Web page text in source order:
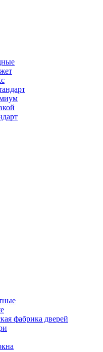
фабрика дверей